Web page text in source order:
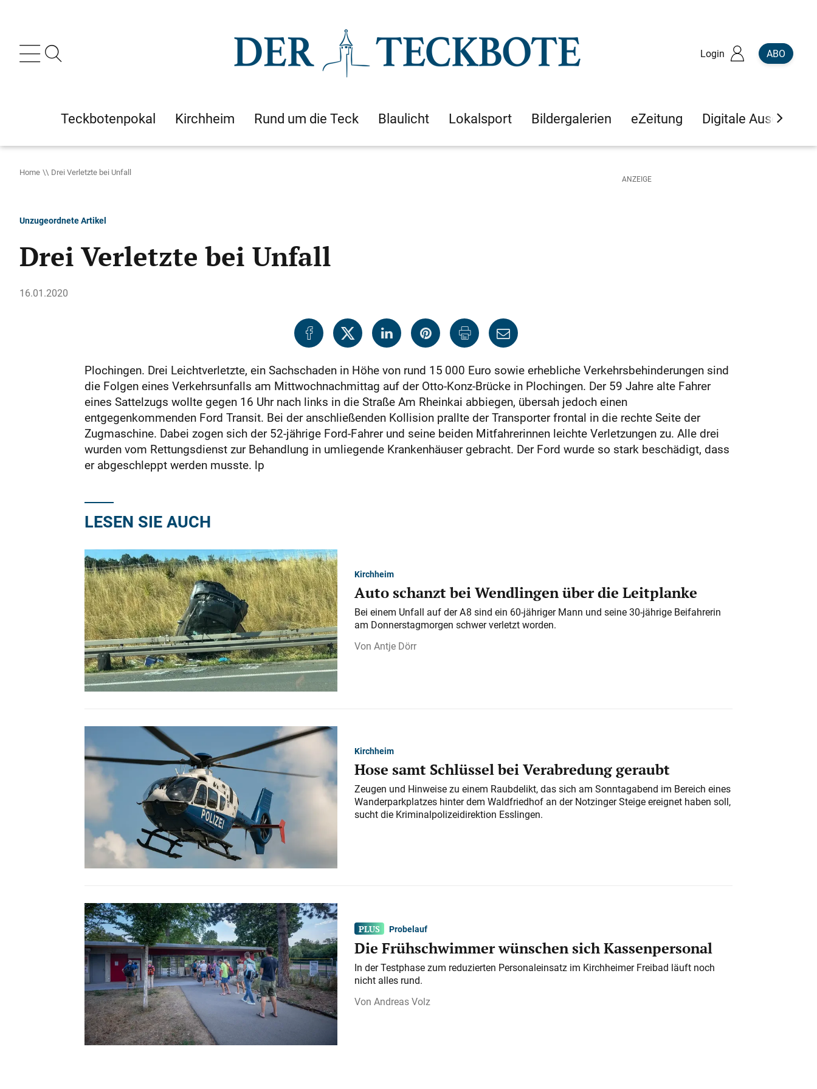
Login ABO
Teckbotenpokal Kirchheim Rund um die Teck Blaulicht Lokalsport Bildergalerien eZeitung Digitale Ausgaben
Home Drei Verletzte bei Unfall
Unzugeordnete Artikel
Drei Verletzte bei Unfall
16.01.2020
Plochingen. Drei Leichtverletzte, ein Sachschaden in Höhe von rund 15 000 Euro sowie erhebliche Verkehrsbehinderungen sind
die Folgen eines Verkehrsunfalls am Mittwochnachmittag auf der Otto-Konz-Brücke in Plochingen. Der 59 Jahre alte Fahrer
eines Sattelzugs wollte gegen 16 Uhr nach links in die Straße Am Rheinkai abbiegen, übersah jedoch einen
entgegenkommenden Ford Transit. Bei der anschließenden Kollision prallte der Transporter frontal in die rechte Seite der
Zugmaschine. Dabei zogen sich der 52-jährige Ford-Fahrer und seine beiden Mitfahrerinnen leichte Verletzungen zu. Alle drei
wurden vom Rettungsdienst zur Behandlung in umliegende Krankenhäuser gebracht. Der Ford wurde so stark beschädigt, dass
er abgeschleppt werden musste. lp
LESEN SIE AUCH
Kirchheim
Auto schanzt bei Wendlingen über die Leitplanke
Bei einem Unfall auf der A 8 sind ein 60-jähriger Mann und seine 30-jährige Beifahrerin
am Donnerstagmorgen schwer verletzt worden.
Antje Dörr
Kirchheim
Hose samt Schlüssel bei Verabredung geraubt
Zeugen und Hinweise zu einem Raubdelikt, das sich am Sonntagabend im Bereich eines
Wanderparkplatzes hinter dem Waldfriedhof an der Notzinger Steige ereignet haben soll,
sucht die Kriminalpolizeidirektion Esslingen.
Probelauf
Die Frühschwimmer wünschen sich Kassenpersonal
In der Testphase zum reduzierten Personaleinsatz im Kirchheimer Freibad läuft noch
nicht alles rund.
Andreas Volz